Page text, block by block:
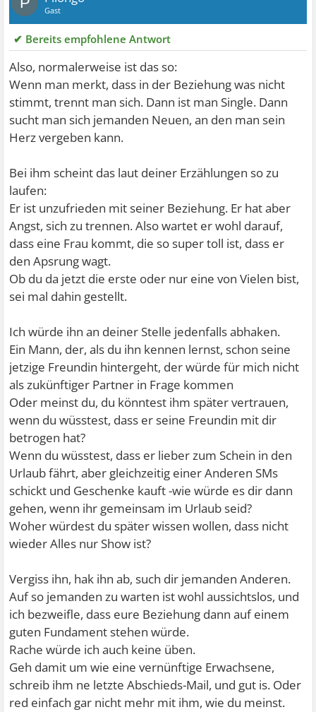
Gast
✔ Bereits empfohlene Antwort
Also, normalerweise ist das so:
Wenn man merkt, dass in der Beziehung was nicht
stimmt, trennt man sich. Dann ist man Single. Dann
sucht man sich jemanden Neuen, an den man sein
Herz vergeben kann.
Bei ihm scheint das laut deiner Erzählungen so zu
laufen:
Er ist unzufrieden mit seiner Beziehung. Er hat aber
Angst, sich zu trennen. Also wartet er wohl darauf,
dass eine Frau kommt, die so super toll ist, dass er
den Apsrung wagt.
Ob du da jetzt die erste oder nur eine von Vielen bist,
sei mal dahin gestellt.
Ich würde ihn an deiner Stelle jedenfalls abhaken.
Ein Mann, der, als du ihn kennen lernst, schon seine
jetzige Freundin hintergeht, der würde für mich nicht
als zukünftiger Partner in Frage kommen
Oder meinst du, du könntest ihm später vertrauen,
wenn du wüsstest, dass er seine Freundin mit dir
betrogen hat?
Wenn du wüsstest, dass er lieber zum Schein in den
Urlaub fährt, aber gleichzeitig einer Anderen SMs
schickt und Geschenke kauft -wie würde es dir dann
gehen, wenn ihr gemeinsam im Urlaub seid?
Woher würdest du später wissen wollen, dass nicht
wieder Alles nur Show ist?
Vergiss ihn, hak ihn ab, such dir jemanden Anderen.
Auf so jemanden zu warten ist wohl aussichtslos, und
ich bezweifle, dass eure Beziehung dann auf einem
guten Fundament stehen würde.
Rache würde ich auch keine üben.
Geh damit um wie eine vernünftige Erwachsene,
schreib ihm ne letzte Abschieds-Mail, und gut is. Oder
red einfach gar nicht mehr mit ihm, wie du meinst.